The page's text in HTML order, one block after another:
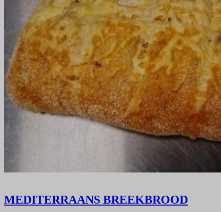
MEDITERRAANS BREEKBROOD